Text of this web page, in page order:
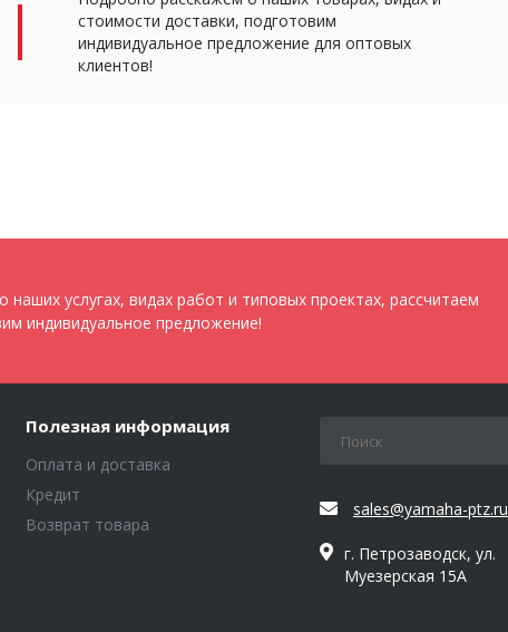
стоимости доставки, подготовим
индивидуальное предложение для оптовых
клиентов!
услугах, видах работ и типовых проектах, рассчитаем
индивидуальное предложение!
Полезная информация
Оплата и доставка
Кредит
Возврат товара
sales@yamaha-ptz.ru
г. Петрозаводск, ул.
Муезерская 15А